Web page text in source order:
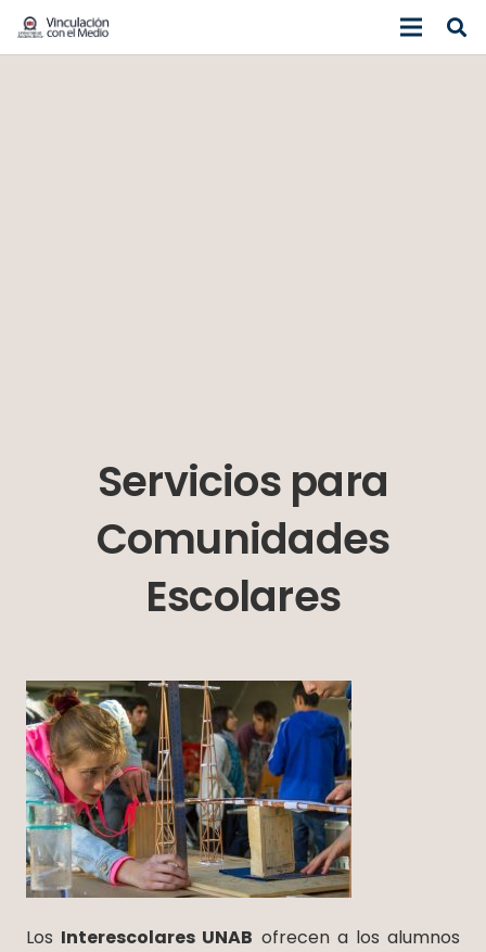
Servicios para
Comunidades
Escolares
Los Interescolares UNAB ofrecen a los alumnos